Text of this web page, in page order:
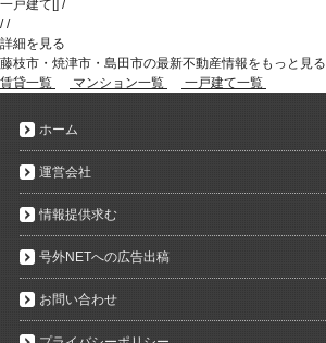
一戸建て[] /
//
詳細を見る
藤枝市・焼津市・島田市の最新不動産情報をもっと見る
賃貸一覧
マンション一覧 一戸建て一覧
ホーム
運営会社
情報提供求む
号外NETへの広告出稿
お問い合わせ